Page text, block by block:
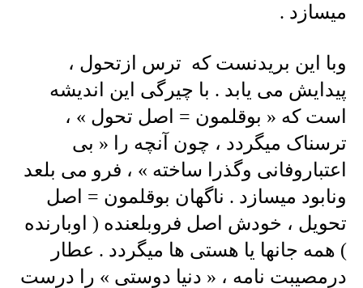
میسازد .
وبا این بریدنست که ترس ازتحول ،
پیدایش می یابد . با چیرگی این اندیشه
است که « بوقلمون = اصل تحول » ،
ترسناک میگردد ، چون آنچه را « بی
اعتباروفانی وگذرا ساخته » ، فرو می بلعد
ونابود میسازد . ناگهان بوقلمون = اصل
تحویل ، خودش اصل فروبلعنده ( اوبارنده
) همه جانها یا هستی ها میگردد . عطار
درمصیبت نامه ، « دنیا دوستی » را درست